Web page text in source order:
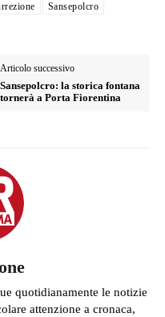
Sansepolcro
Articolo successivo
Sansepolcro: la storica fontana
tornerà a Porta Fiorentina
quotidianamente le notizie
attenzione a cronaca,